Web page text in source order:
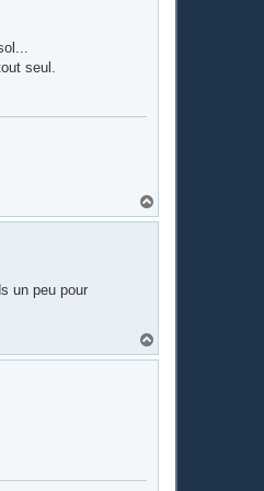
seul.
a
un peu pour
a